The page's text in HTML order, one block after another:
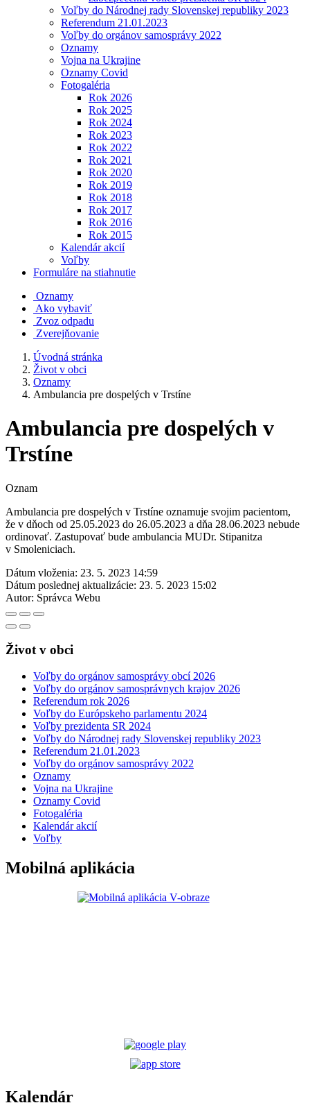
Voľby do Národnej rady Slovenskej republiky 2023
Referendum 21.01.2023
Voľby do orgánov samosprávy 2022
Oznamy
Vojna na Ukrajine
Oznamy Covid
Fotogaléria
Rok 2026
Rok 2025
Rok 2024
Rok 2023
Rok 2022
Rok 2021
Rok 2020
Rok 2019
Rok 2018
Rok 2017
Rok 2016
Rok 2015
Kalendár akcií
Voľby
Formuláre na stiahnutie
Oznamy
Ako vybaviť
Zvoz odpadu
Zverejňovanie
Úvodná stránka
Život v obci
Oznamy
Ambulancia pre dospelých v Trstíne
Ambulancia pre dospelých v
Trstíne
Oznam
Ambulancia pre dospelých v Trstíne oznamuje svojim pacientom,
že v dňoch od 25.05.2023 do 26.05.2023 a dňa 28.06.2023 nebude
ordinovať. Zastupovať bude ambulancia MUDr. Stipanitza
v Smoleniciach.
Dátum vloženia: 23. 5. 2023 14:59
Dátum poslednej aktualizácie: 23. 5. 2023 15:02
Autor: Správca Webu
Život v obci
Voľby do orgánov samosprávy obcí 2026
Voľby do orgánov samosprávnych krajov 2026
Referendum rok 2026
Voľby do Európskeho parlamentu 2024
Voľby prezidenta SR 2024
Voľby do Národnej rady Slovenskej republiky 2023
Referendum 21.01.2023
Voľby do orgánov samosprávy 2022
Oznamy
Vojna na Ukrajine
Oznamy Covid
Fotogaléria
Kalendár akcií
Voľby
Mobilná aplikácia
Kalendár